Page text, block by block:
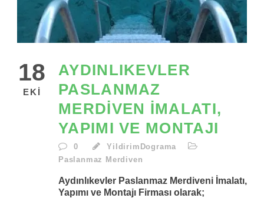
18
EKI
AYDINLIKEVLER
PASLANMAZ
MERDIVEN İMALATI,
YAPIMI VE MONTAJI
0
YildirimDograma
Paslanmaz Merdiven
Aydınlıkevler Paslanmaz Merdiveni İmalatı,
Yapımı ve Montajı Firması olarak;